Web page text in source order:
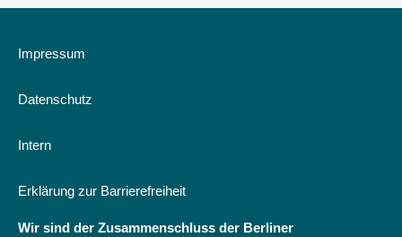
Impressum
Datenschutz
Intern
Erklärung zur Barrierefreiheit
Wir sind der Zusammenschluss der Berliner